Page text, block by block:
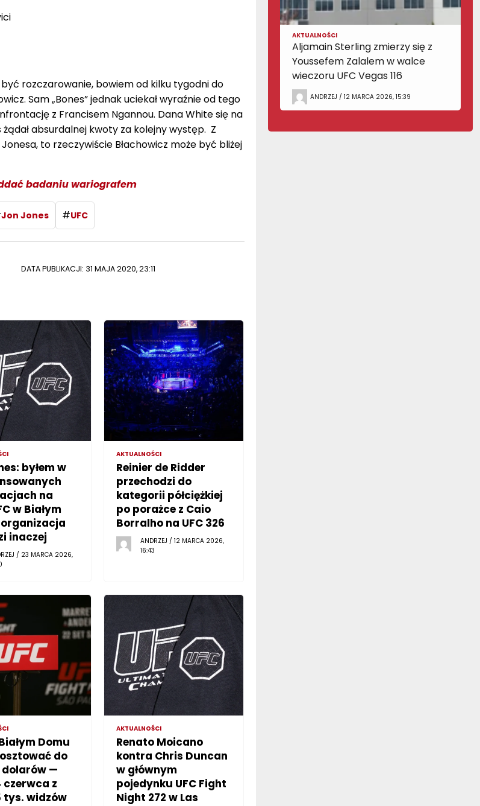
rozczarowanie, bowiem od kilku tygodni do
Sam „Bones” jednak uciekał wyraźnie od tego
z Francisem Ngannou. Dana White się na
absurdalnej kwoty za kolejny występ. Z
to rzeczywiście Błachowicz może być bliżej
badaniu wariografem
Jon Jones #UFC
DATA PUBLIKACJI: 31 MAJA 2020, 23:11
byłem w
na
w Białym
inaczej
/ 23 MARCA 2026,
AKTUALNOŚCI
Reinier de Ridder
przechodzi do
kategorii półciężkiej
po porażce z Caio
Borralho na UFC 326
ANDRZEJ / 12 MARCA 2026,
16:43
Domu
do
dolarów —
czerwca z
tys. widzów
AKTUALNOŚCI
Renato Moicano
kontra Chris Duncan
w głównym
pojedynku UFC Fight
Night 272 w Las
AKTUALNOŚCI
Aljamain Sterling zmierzy się z
Youssefem Zalalem w walce
wieczoru UFC Vegas 116
ANDRZEJ / 12 MARCA 2026, 15:39